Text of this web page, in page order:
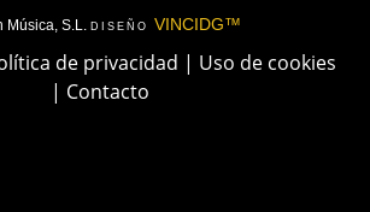
S.L. DISEÑO VINCIDG™
de privacidad | Uso de cookies
| Contacto